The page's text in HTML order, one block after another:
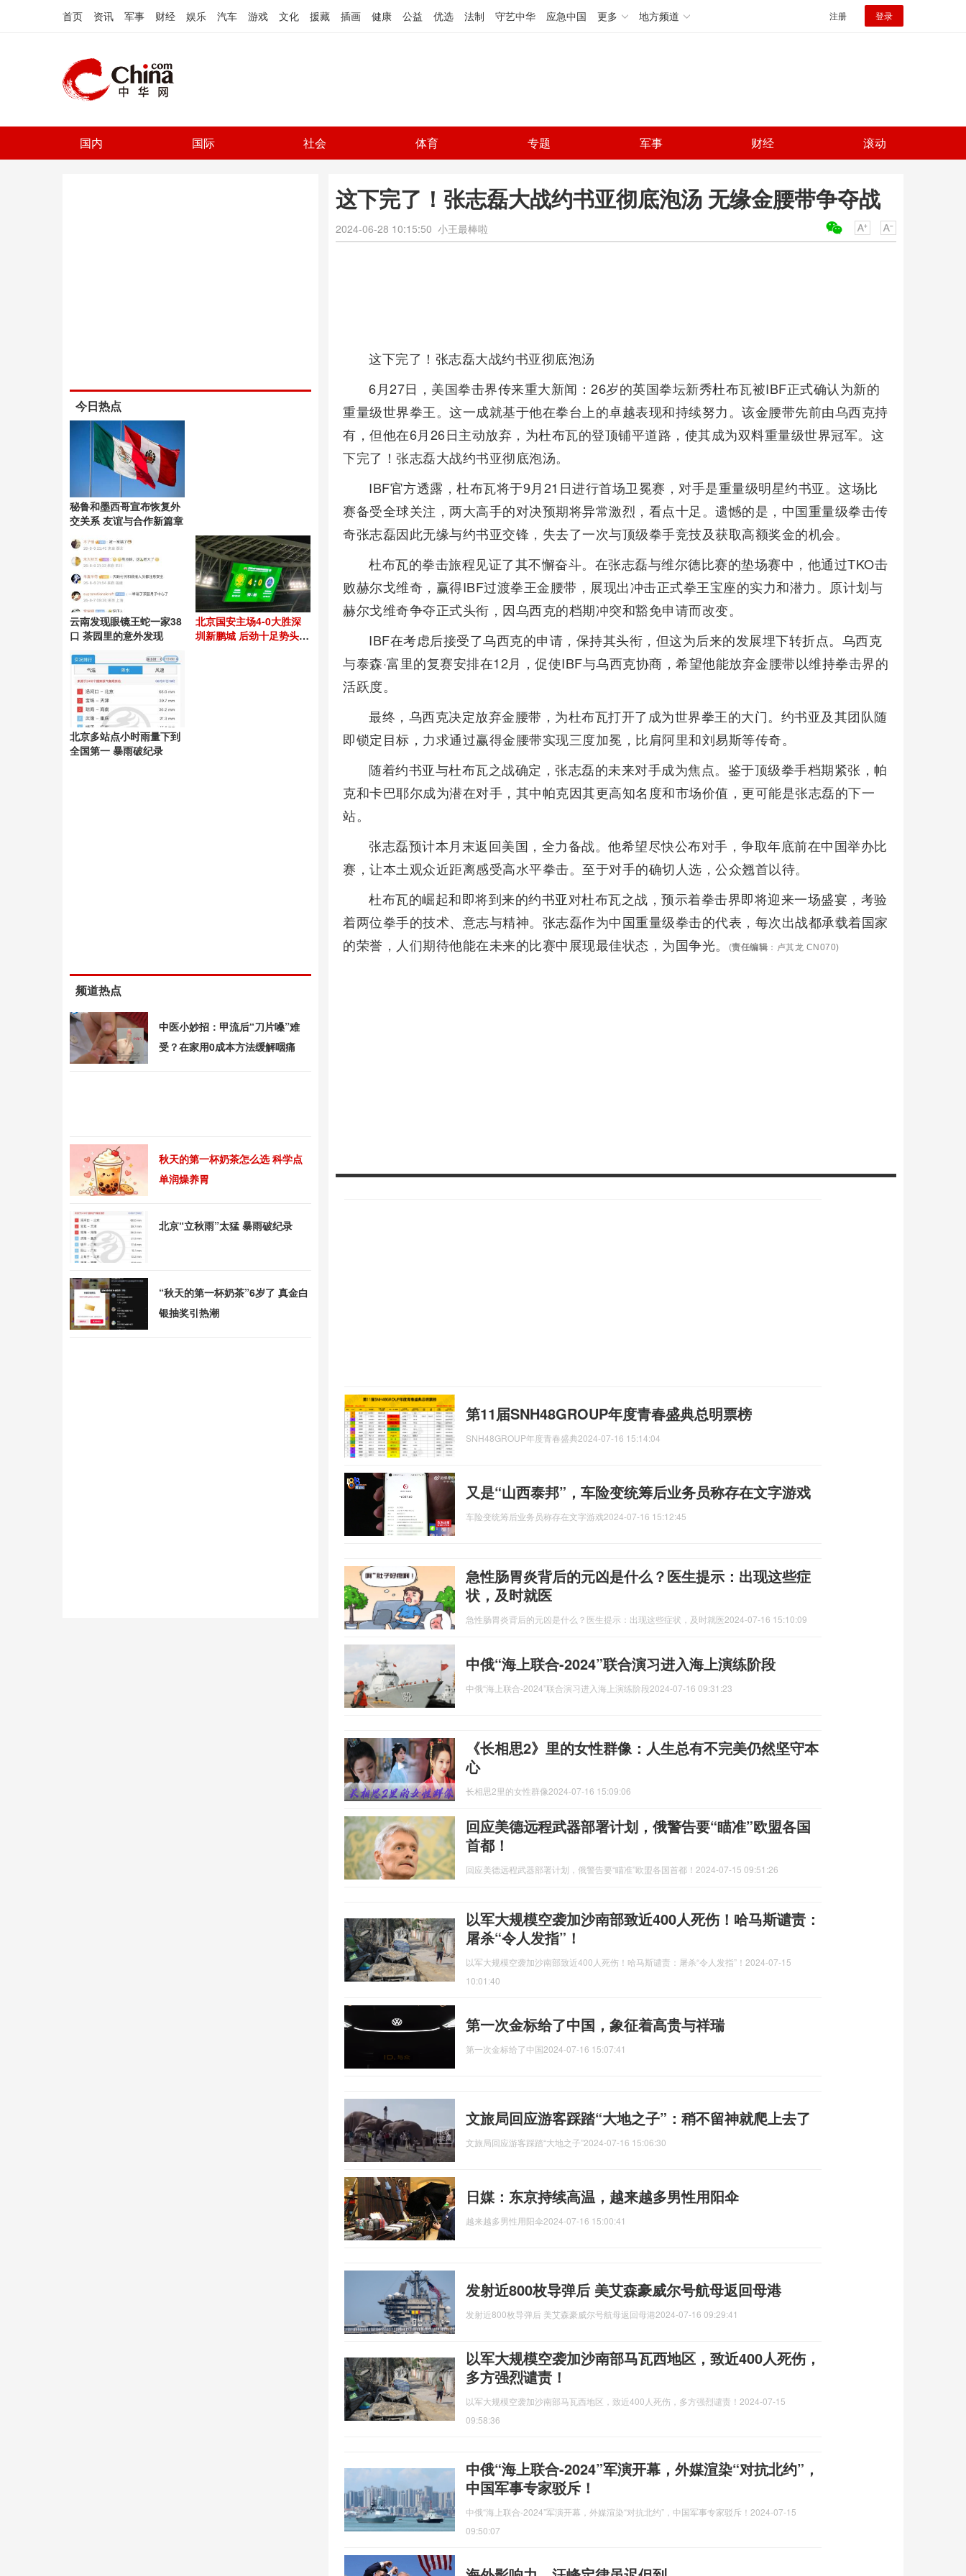
首页 资讯 军事 财经 娱乐 汽车 游戏 文化 援藏 插画 健康 公益 优选 法制 守艺中华 应急中国 更多 地方频道 注册 登录
国内 国际 社会 体育 专题 军事 财经 滚动
这下完了！张志磊大战约书亚彻底泡汤 无缘金腰带争夺战
2024-06-28 10:15:50 小王最棒啦
这下完了！张志磊大战约书亚彻底泡汤
6月27日，美国拳击界传来重大新闻：26岁的英国拳坛新秀杜布瓦被IBF正式确认为新的
重量级世界拳王。这一成就基于他在拳台上的卓越表现和持续努力。该金腰带先前由乌西克持
有，但他在6月26日主动放弃，为杜布瓦的登顶铺平道路，使其成为双料重量级世界冠军。这
下完了！张志磊大战约书亚彻底泡汤。
IBF官方透露，杜布瓦将于9月21日进行首场卫冕赛，对手是重量级明星约书亚。这场比
赛备受全球关注，两大高手的对决预期将异常激烈，看点十足。遗憾的是，中国重量级拳击传
奇张志磊因此无缘与约书亚交锋，失去了一次与顶级拳手竞技及获取高额奖金的机会。
杜布瓦的拳击旅程见证了其不懈奋斗。在张志磊与维尔德比赛的垫场赛中，他通过TKO击
败赫尔戈维奇，赢得IBF过渡拳王金腰带，展现出冲击正式拳王宝座的实力和潜力。原计划与
赫尔戈维奇争夺正式头衔，因乌西克的档期冲突和豁免申请而改变。
IBF在考虑后接受了乌西克的申请，保持其头衔，但这为后来的发展埋下转折点。乌西克
与泰森·富里的复赛安排在12月，促使IBF与乌西克协商，希望他能放弃金腰带以维持拳击界的
活跃度。
最终，乌西克决定放弃金腰带，为杜布瓦打开了成为世界拳王的大门。约书亚及其团队随
即锁定目标，力求通过赢得金腰带实现三度加冕，比肩阿里和刘易斯等传奇。
随着约书亚与杜布瓦之战确定，张志磊的未来对手成为焦点。鉴于顶级拳手档期紧张，帕
克和卡巴耶尔成为潜在对手，其中帕克因其更高知名度和市场价值，更可能是张志磊的下一
站。
张志磊预计本月末返回美国，全力备战。他希望尽快公布对手，争取年底前在中国举办比
赛，让本土观众近距离感受高水平拳击。至于对手的确切人选，公众翘首以待。
杜布瓦的崛起和即将到来的约书亚对杜布瓦之战，预示着拳击界即将迎来一场盛宴，考验
着两位拳手的技术、意志与精神。张志磊作为中国重量级拳击的代表，每次出战都承载着国家
的荣誉，人们期待他能在未来的比赛中展现最佳状态，为国争光。
(责任编辑 ：卢其龙 CN070)
​第11届SNH48GROUP年度青春盛典总明票榜
SNH48GROUP年度青春盛典2024-07-16 15:14:04
又是“山西泰邦”，车险变统筹后业务员称存在文字游戏
车险变统筹后业务员称存在文字游戏2024-07-16 15:12:45
急性肠胃炎背后的元凶是什么？医生提示：出现这些症
状，及时就医
急性肠胃炎背后的元凶是什么？医生提示：出现这些症状，及时就医2024-07-16 15:10:09
中俄“海上联合-2024”联合演习进入海上演练阶段
中俄“海上联合-2024”联合演习进入海上演练阶段2024-07-16 09:31:23
《长相思2》里的女性群像：人生总有不完美仍然坚守本
心
长相思2里的女性群像2024-07-16 15:09:06
回应美德远程武器部署计划，俄警告要“瞄准”欧盟各国
首都！
回应美德远程武器部署计划，俄警告要“瞄准”欧盟各国首都！ 2024-07-15 09:51:26
以军大规模空袭加沙南部致近400人死伤！哈马斯谴责：
屠杀“令人发指”！
以军大规模空袭加沙南部致近400人死伤！哈马斯谴责：屠杀“令人发指”！ 2024-07-15
10:01:40
第一次金标给了中国，象征着高贵与祥瑞
第一次金标给了中国2024-07-16 15:07:41
文旅局回应游客踩踏“大地之子”：稍不留神就爬上去了
文旅局回应游客踩踏“大地之子”2024-07-16 15:06:30
日媒：东京持续高温，越来越多男性用阳伞
越来越多男性用阳伞2024-07-16 15:00:41
发射近800枚导弹后 美艾森豪威尔号航母返回母港
发射近800枚导弹后 美艾森豪威尔号航母返回母港2024-07-16 09:29:41
以军大规模空袭加沙南部马瓦西地区，致近400人死伤，
多方强烈谴责！
以军大规模空袭加沙南部马瓦西地区，致近400人死伤，多方强烈谴责！ 2024-07-15
09:58:36
中俄“海上联合-2024”军演开幕，外媒渲染“对抗北约”，
中国军事专家驳斥！
中俄“海上联合-2024”军演开幕，外媒渲染“对抗北约”，中国军事专家驳斥！ 2024-07-15
09:50:07
今日热点
秘鲁和墨西哥宣布恢复外
交关系 友谊与合作新篇章
云南发现眼镜王蛇一家38
口 茶园里的意外发现
北京国安主场4-0大胜深
圳新鹏城 后劲十足势头良
北京多站点小时雨量下到
全国第一 暴雨破纪录
频道热点
中医小妙招：甲流后“刀片嗓”难
受？在家用0成本方法缓解咽痛
秋天的第一杯奶茶怎么选 科学点
单润燥养胃
北京“立秋雨”太猛 暴雨破纪录
“秋天的第一杯奶茶”6岁了 真金白
银抽奖引热潮